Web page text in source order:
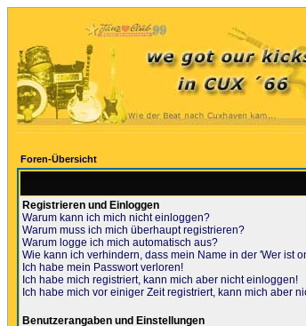
Foren-Übersicht
Registrieren und Einloggen
Warum kann ich mich nicht einloggen?
Warum muss ich mich überhaupt registrieren?
Warum logge ich mich automatisch aus?
Wie kann ich verhindern, dass mein Name in der 'Wer ist
Ich habe mein Passwort verloren!
Ich habe mich registriert, kann mich aber nicht einloggen!
Ich habe mich vor einiger Zeit registriert, kann mich aber
Benutzerangaben und Einstellungen